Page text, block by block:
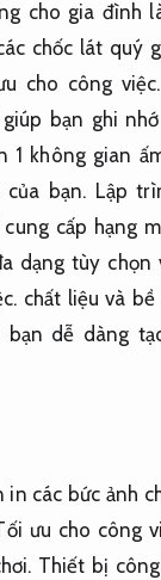
cho gia đình
chốc lát quý
cho công việc.
bạn ghi
1 không gian
bạn. Lập
cấp hạng
dạng tùy chọn
chất liệu và bề
bạn dễ dàng
in các bức ảnh
ưu cho công
Thiết bị